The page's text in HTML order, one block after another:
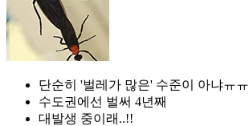
단순히 '벌레가 많은' 수준이 아냐ㅠㅠ
수도권에선 벌써 4년째
대발생 중이래..!!